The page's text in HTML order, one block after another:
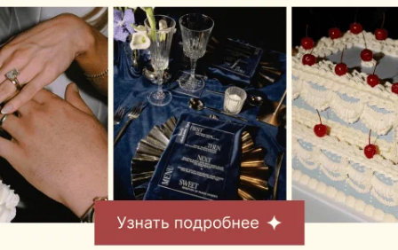
прокат велосипеда: 5 рублей за час, 20
рублей за день;
открытые спортивные площадки: от 40
до 360 рублей за час;
обзорная экскурсия по территории: 7
рублей с человека;
конференц-зал на 140 мест: 90 рублей
комната переговоров на 20 мест: 30